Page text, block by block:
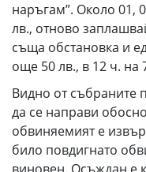
наръгам”. Около 01,
лв., отново
съща обстановка и
още 50 лв., в 12 ч. на
Видно от събраните
да се направи
обвиняемият е
било повдигнато